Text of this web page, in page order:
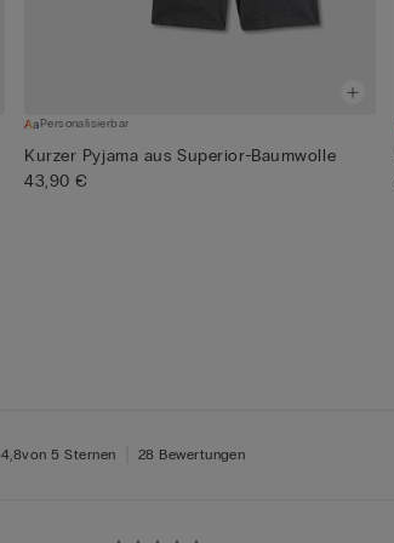
Personalisierbar
Kurzer Pyjama aus Superior-Baumwolle
43,90 €
4,8von 5 Sternen 28 Bewertungen